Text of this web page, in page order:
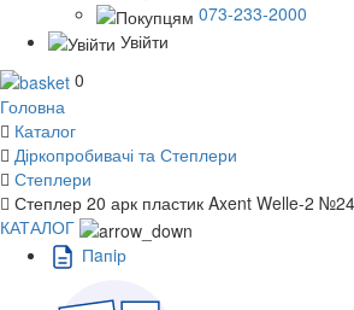
073-233-2000
Увійти
0
Головна
Каталог
Діркопробивачі та Степлери
Степлери
Степлер 20 арк пластик Axent Welle-2
КАТАЛОГ
Пaпiр